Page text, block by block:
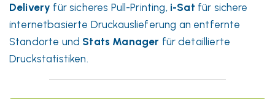
Delivery für sicheres Pull-Printing, i-Sat für sichere
internetbasierte Druckauslieferung an entfernte
Standorte und Stats Manager für detaillierte
Druckstatistiken.